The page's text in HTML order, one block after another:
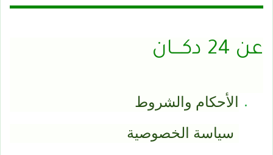
عن 24 دكـــان
الأحكام والشروط
سياسة الخصوصية